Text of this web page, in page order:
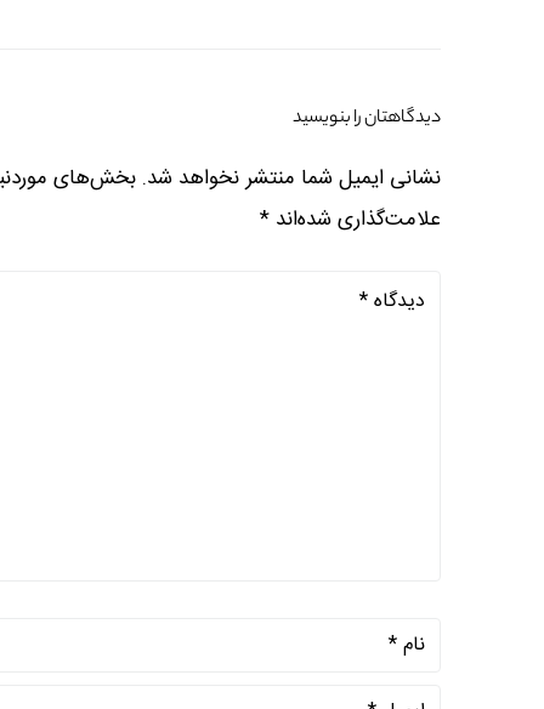
دیدگاهتان را بنویسید
نشانی ایمیل شما منتشر نخواهد شد. بخش‌های
علامت‌گذاری شده‌اند *